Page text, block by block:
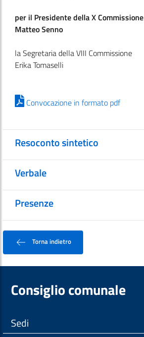
per il Presidente della X Commissione
Matteo Senno
la Segretaria della VIII Commissione
Erika Tomaselli
Convocazione in formato pdf
Resoconto sintetico
Verbale
Presenze
Torna indietro
Consiglio comunale
Sedi